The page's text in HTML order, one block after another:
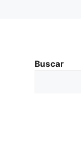
Buscar